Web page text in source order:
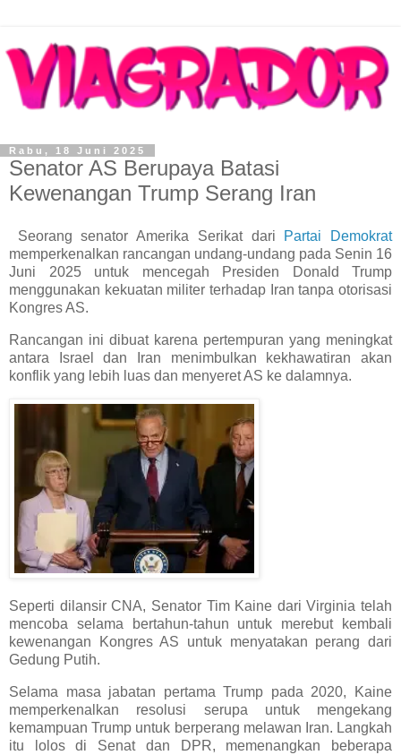
Rabu, 18 Juni 2025
Senator AS Berupaya Batasi
Kewenangan Trump Serang Iran
Seorang senator Amerika Serikat dari
Partai Demokrat
memperkenalkan rancangan undang-undang pada Senin 16
Juni 2025 untuk mencegah Presiden Donald Trump
menggunakan kekuatan militer terhadap Iran tanpa otorisasi
Kongres AS.
Rancangan ini dibuat karena pertempuran yang meningkat
antara Israel dan Iran menimbulkan kekhawatiran akan
konflik yang lebih luas dan menyeret AS ke dalamnya.
Seperti dilansir CNA, Senator Tim Kaine dari Virginia telah
mencoba selama bertahun-tahun untuk merebut kembali
kewenangan Kongres AS untuk menyatakan perang dari
Gedung Putih.
Selama masa jabatan pertama Trump pada 2020, Kaine
memperkenalkan resolusi serupa untuk mengekang
kemampuan Trump untuk berperang melawan Iran. Langkah
itu lolos di Senat dan DPR, memenangkan beberapa